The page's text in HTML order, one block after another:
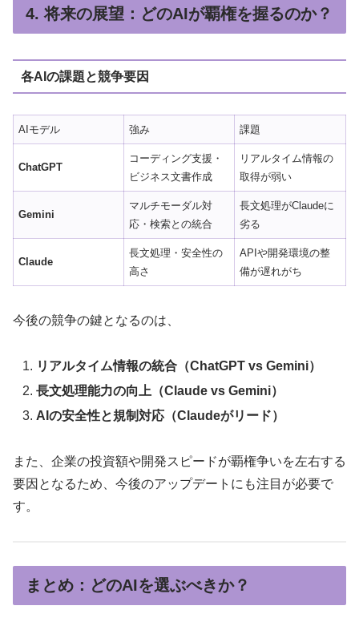
4. 将来の展望：どのAIが覇権を握るのか？
各AIの課題と競争要因
AIモデル 強み 課題
ChatGPT
コーディング支援・
ビジネス文書作成
リアルタイム情報の
取得が弱い
Gemini
マルチモーダル対
応・検索との統合
長文処理がClaudeに
劣る
Claude
長文処理・安全性の
高さ
APIや開発環境の整
備が遅れがち
今後の競争の鍵となるのは、
リアルタイム情報の統合（ChatGPT vs Gemini）
長文処理能力の向上（Claude vs Gemini）
AIの安全性と規制対応（Claudeがリード）
また、企業の投資額や開発スピードが覇権争いを左右する
要因となるため、今後のアップデートにも注目が必要で
す。
まとめ：どのAIを選ぶべきか？